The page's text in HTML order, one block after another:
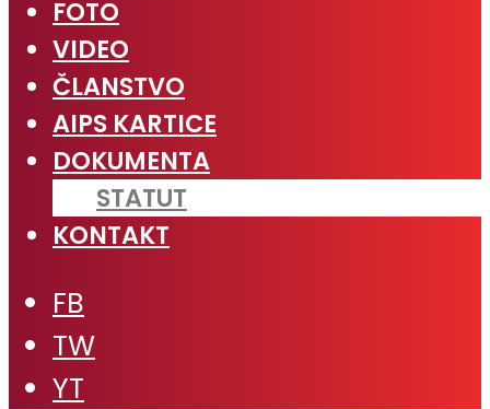
FOTO
VIDEO
ČLANSTVO
AIPS KARTICE
DOKUMENTA
STATUT
KONTAKT
FB
TW
YT